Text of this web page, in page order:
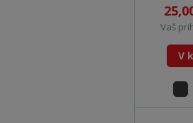
Vaš
V